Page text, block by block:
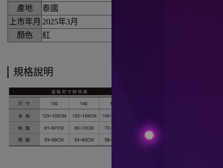
產地
泰國
上市年月 2025年3月
顏色
紅
規格說明